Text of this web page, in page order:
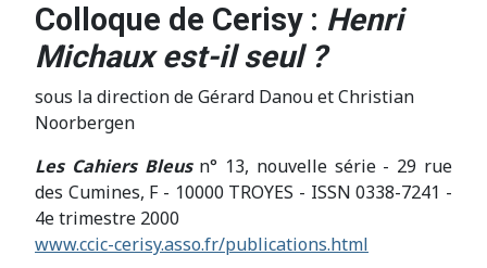
Colloque de Cerisy : Henri
Michaux est-il seul ?
sous la direction de Gérard Danou et Christian
Noorbergen
Les Cahiers Bleusn° 13, nouvelle série - 29 rue
des Cumines, F - 10000 TROYES - ISSN 0338-7241 -
4e trimestre 2000
www.ccic-cerisy.asso.fr/publications.html